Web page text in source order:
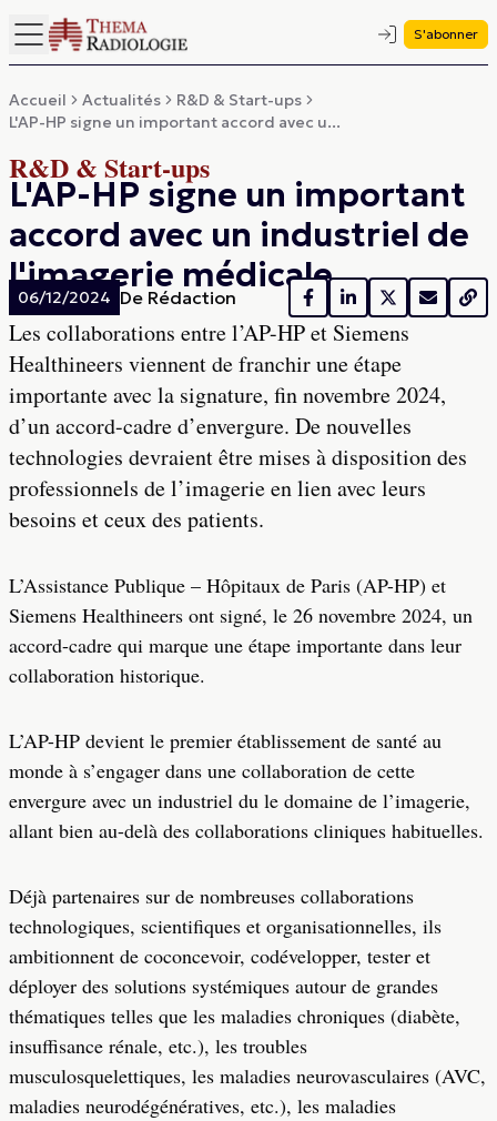
S'abonner
Accueil Actualités
R&D & Start-ups
L'AP-HP signe un important accord avec u...
R&D & Start-ups
L'AP-HP signe un important
accord avec un industriel de
l'imagerie médicale
06/12/2024 De Rédaction
Les collaborations entre l’AP-HP et Siemens
Healthineers viennent de franchir une étape
importante avec la signature, fin novembre 2024,
d’un accord-cadre d’envergure. De nouvelles
technologies devraient être mises à disposition des
professionnels de l’imagerie en lien avec leurs
besoins et ceux des patients.
L’Assistance Publique – Hôpitaux de Paris (AP-HP) et
Siemens Healthineers ont signé, le 26 novembre 2024, un
accord-cadre qui marque une étape importante dans leur
collaboration historique.
L’AP-HP devient le premier établissement de santé au
monde à s’engager dans une collaboration de cette
envergure avec un industriel du le domaine de l’imagerie,
allant bien au-delà des collaborations cliniques habituelles.
Déjà partenaires sur de nombreuses collaborations
technologiques, scientifiques et organisationnelles, ils
ambitionnent de coconcevoir, codévelopper, tester et
déployer des solutions systémiques autour de grandes
thématiques telles que les maladies chroniques (diabète,
insuffisance rénale, etc.), les troubles
musculosquelettiques, les maladies neurovasculaires (AVC,
maladies neurodégénératives, etc.), les maladies